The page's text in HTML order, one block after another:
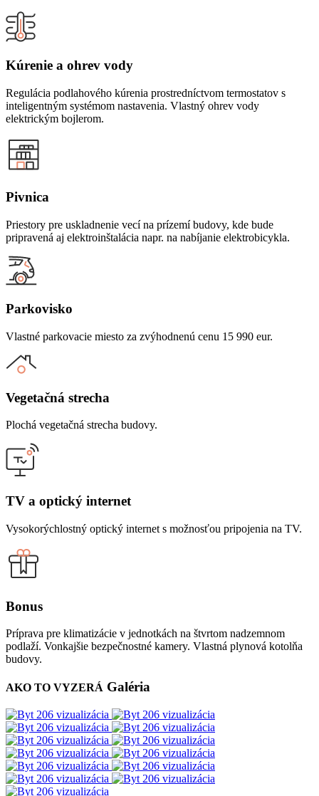
Kúrenie a ohrev vody
Regulácia podlahového kúrenia prostredníctvom termostatov s
inteligentným systémom nastavenia. Vlastný ohrev vody
elektrickým bojlerom.
Pivnica
Priestory pre uskladnenie vecí na prízemí budovy, kde bude
pripravená aj elektroinštalácia napr. na nabíjanie elektrobicykla.
Parkovisko
Vlastné parkovacie miesto za zvýhodnenú cenu 15 990 eur.
Vegetačná strecha
Plochá vegetačná strecha budovy.
TV a optický internet
Vysokorýchlostný optický internet s možnosťou pripojenia na TV.
Bonus
Príprava pre klimatizácie v jednotkách na štvrtom nadzemnom
podlaží. Vonkajšie bezpečnostné kamery. Vlastná plynová kotolňa
budovy.
AKO TO VYZERÁ Galéria